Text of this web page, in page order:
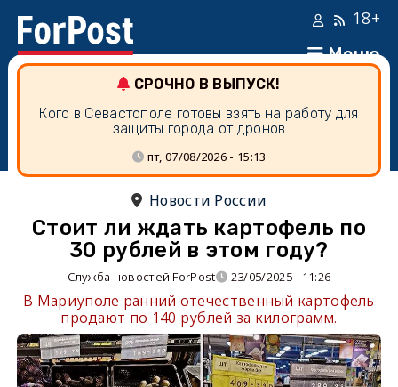
Меню
18+
СРОЧНО В ВЫПУСК!
Кого в Севастополе готовы взять на работу для
защиты города от дронов
пт, 07/08/2026 - 15:13
Новости России
Стоит ли ждать картофель по
30 рублей в этом году?
Служба новостей ForPost 23/05/2025 - 11:26
В Мариуполе ранний отечественный картофель
продают по 140 рублей за килограмм.